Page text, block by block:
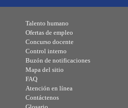
Talento humano
Ofertas de empleo
Concurso docente
Control interno
Buzón de notificaciones
Mapa del sitio
FAQ
Atención en línea
Contáctenos